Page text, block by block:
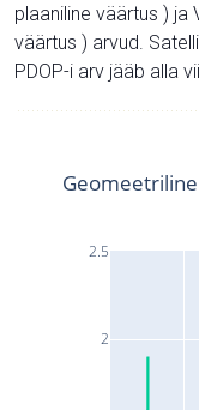
plaaniline väärtus ) ja
väärtus ) arvud.
PDOP-i arv jääb alla
2
2.5
Geomeetriline